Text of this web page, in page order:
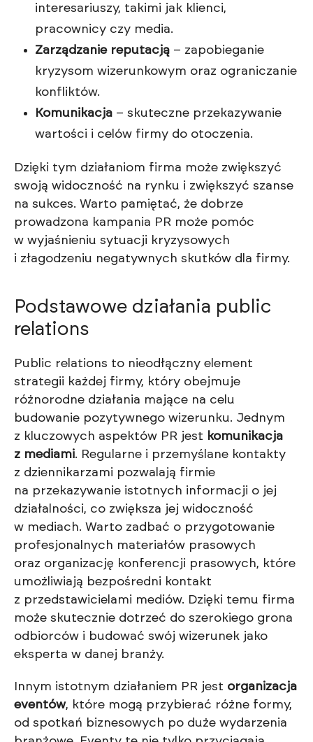
interesariuszy, takimi jak klienci,
pracownicy czy media.
Zarządzanie reputacją – zapobieganie
kryzysom wizerunkowym oraz ograniczanie
konfliktów.
Komunikacja – skuteczne przekazywanie
wartości i celów firmy do otoczenia.
Dzięki tym działaniom firma może zwiększyć
swoją widoczność na rynku i zwiększyć szanse
na sukces. Warto pamiętać, że dobrze
prowadzona kampania PR może pomóc
w wyjaśnieniu sytuacji kryzysowych
i złagodzeniu negatywnych skutków dla firmy.
Podstawowe działania public
relations
Public relations to nieodłączny element
strategii każdej firmy, który obejmuje
różnorodne działania mające na celu
budowanie pozytywnego wizerunku. Jednym
z kluczowych aspektów PR jest komunikacja
z mediami. Regularne i przemyślane kontakty
z dziennikarzami pozwalają firmie
na przekazywanie istotnych informacji o jej
działalności, co zwiększa jej widoczność
w mediach. Warto zadbać o przygotowanie
profesjonalnych materiałów prasowych
oraz organizację konferencji prasowych, które
umożliwiają bezpośredni kontakt
z przedstawicielami mediów. Dzięki temu firma
może skutecznie dotrzeć do szerokiego grona
odbiorców i budować swój wizerunek jako
eksperta w danej branży.
Innym istotnym działaniem PR jest organizacja
eventów, które mogą przybierać różne formy,
od spotkań biznesowych po duże wydarzenia